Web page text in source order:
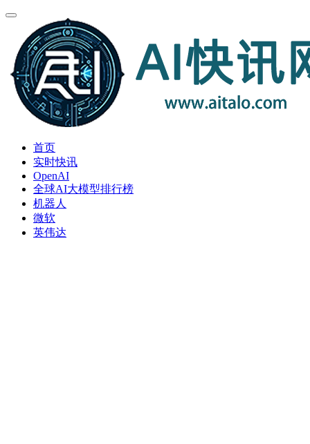
首页
实时快讯
OpenAI
全球AI大模型排行榜
机器人
微软
英伟达